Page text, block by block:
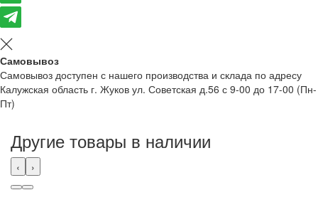
Самовывоз
Самовывоз доступен с нашего производства и склада по адресу
Калужская область г. Жуков ул. Советская д.56 с 9-00 до 17-00 (Пн-
Пт)
Другие товары в наличии
‹ ›